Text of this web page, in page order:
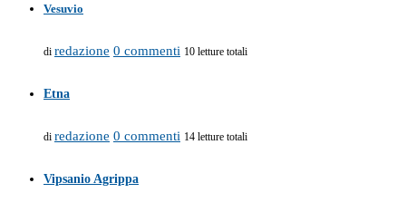
Vesuvio
di redazione 0 commenti 10 letture totali
Etna
di redazione 0 commenti 14 letture totali
Vipsanio Agrippa